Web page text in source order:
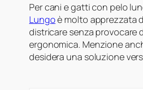
Per cani e gatti con pelo
Lungoè molto apprezzata
districare senza provocare
ergonomica. Menzione
desidera una soluzione